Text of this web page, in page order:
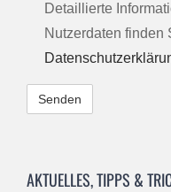
Detaillierte
Nutzerdaten finden
AKTUELLES, TIPPS &